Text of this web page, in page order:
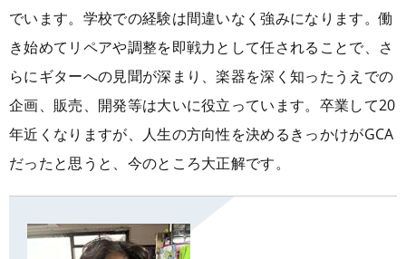
でいます。学校での経験は間違いなく強みになります。働
き始めてリペアや調整を即戦力として任されることで、さ
らにギターへの見聞が深まり、楽器を深く知ったうえでの
企画、販売、開発等は大いに役立っています。卒業して20
年近くなりますが、人生の方向性を決めるきっかけがGCA
だったと思うと、今のところ大正解です。